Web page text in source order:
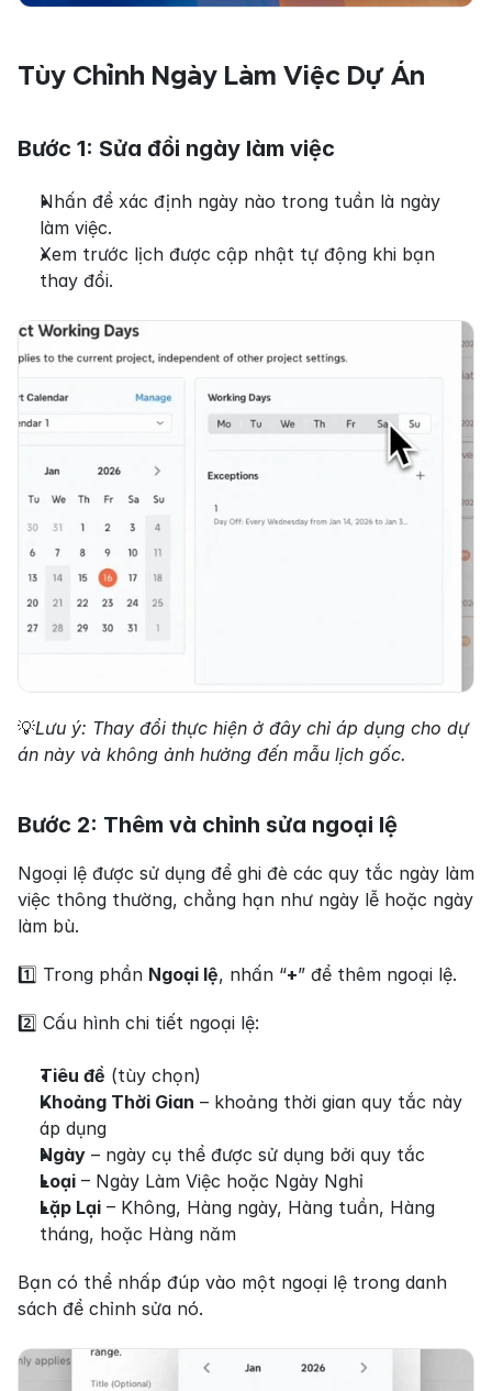
Tùy Chỉnh Ngày Làm Việc Dự Án
Bước 1: Sửa đổi ngày làm việc
Nhấn để xác định ngày nào trong tuần là ngày
làm việc.
Xem trước lịch được cập nhật tự động khi bạn
thay đổi.
💡Lưu ý: Thay đổi thực hiện ở đây chỉ áp dụng cho dự
án này và không ảnh hưởng đến mẫu lịch gốc.
Bước 2: Thêm và chỉnh sửa ngoại lệ
Ngoại lệ được sử dụng để ghi đè các quy tắc ngày làm
việc thông thường, chẳng hạn như ngày lễ hoặc ngày
làm bù.
1️⃣ Trong phần Ngoại lệ, nhấn “+” để thêm ngoại lệ.
2️⃣ Cấu hình chi tiết ngoại lệ:
Tiêu đề (tùy chọn)
Khoảng Thời Gian – khoảng thời gian quy tắc này
áp dụng
Ngày – ngày cụ thể được sử dụng bởi quy tắc
Loại – Ngày Làm Việc hoặc Ngày Nghỉ
Lặp Lại – Không, Hàng ngày, Hàng tuần, Hàng
tháng, hoặc Hàng năm
Bạn có thể nhấp đúp vào một ngoại lệ trong danh
sách để chỉnh sửa nó.